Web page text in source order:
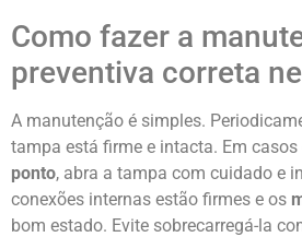
Como fazer a
preventiva correta
A manutenção é simples.
tampa está firme e intacta. Em
ponto, abra a tampa com cuidado e
conexões internas estão firmes e os
bom estado. Evite sobrecarregá-la